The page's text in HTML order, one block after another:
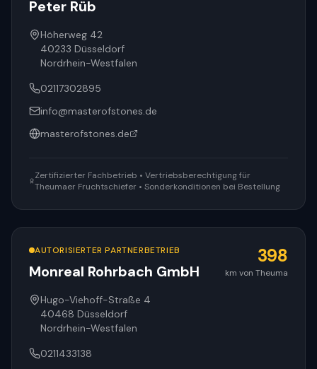
Peter Rüb
Höherweg 42
40233 Düsseldorf
Nordrhein-Westfalen
02117302895
info@masterofstones.de
masterofstones.de
Zertifizierter Fachbetrieb • Vertriebsberechtigung für
Theumaer Fruchtschiefer • Sonderkonditionen bei Bestellung
AUTORISIERTER PARTNERBETRIEB
Monreal Rohrbach GmbH
398
km von Theuma
Hugo-Viehoff-Straße 4
40468 Düsseldorf
Nordrhein-Westfalen
0211433138